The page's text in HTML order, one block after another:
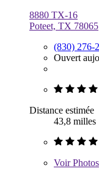
8880 TX-16
Poteet, TX 78065
(830) 276-
Ouvert
Distance estimée
43,8 milles
VoirPhotos